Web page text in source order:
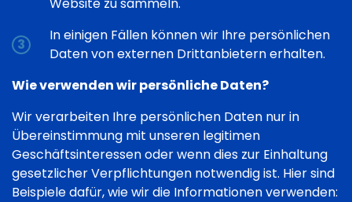
In einigen Fällen können wir Ihre persönlichen
Daten von externen Drittanbietern erhalten.
Wie verwenden wir persönliche Daten?
Wir verarbeiten Ihre persönlichen Daten nur in
Übereinstimmung mit unseren legitimen
Geschäftsinteressen oder wenn dies zur Einhaltung
gesetzlicher Verpflichtungen notwendig ist. Hier sind
Beispiele dafür, wie wir die Informationen verwenden: